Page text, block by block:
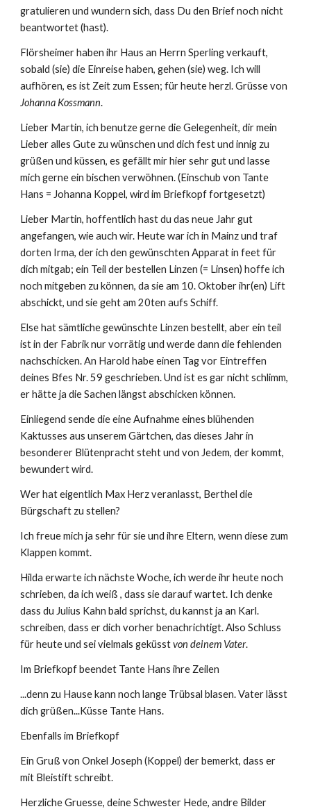
gratulieren und wundern sich, dass Du den Brief noch nicht
beantwortet (hast).
Flörsheimer haben ihr Haus an Herrn Sperling verkauft,
sobald (sie) die Einreise haben, gehen (sie) weg. Ich will
Johanna Kossmann.
Lieber Martin, ich benutze gerne die Gelegenheit, dir mein
Lieber alles Gute zu wünschen und dich fest und innig zu
grüßen und küssen, es gefällt mir hier sehr gut und lasse
mich gerne ein bischen verwöhnen. (Einschub von Tante
Hans = Johanna Koppel, wird im Briefkopf fortgesetzt)
Lieber Martin, hoffentlich hast du das neue Jahr gut
angefangen, wie auch wir. Heute war ich in Mainz und traf
dorten Irma, der ich den gewünschten Apparat in feet für
dich mitgab; ein Teil der bestellen Linzen (= Linsen) hoffe ich
noch mitgeben zu können, da sie am 10. Oktober ihr(en) Lift
abschickt, und sie geht am 20ten aufs Schiff.
Else hat sämtliche gewünschte Linzen bestellt, aber ein teil
ist in der Fabrik nur vorrätig und werde dann die fehlenden
nachschicken. An Harold habe einen Tag vor Eintreffen
deines Bfes Nr. 59 geschrieben. Und ist es gar nicht schlimm,
er hätte ja die Sachen längst abschicken können.
Einliegend sende die eine Aufnahme eines blühenden
Kaktusses aus unserem Gärtchen, das dieses Jahr in
besonderer Blütenpracht steht und von Jedem, der kommt,
bewundert wird.
Wer hat eigentlich Max Herz veranlasst, Berthel die
Bürgschaft zu stellen?
Ich freue mich ja sehr für sie und ihre Eltern, wenn diese zum
Klappen kommt.
Hilda erwarte ich nächste Woche, ich werde ihr heute noch
schrieben, da ich weiß , dass sie darauf wartet. Ich denke
dass du Julius Kahn bald sprichst, du kannst ja an Karl.
schreiben, dass er dich vorher benachrichtigt. Also Schluss
für heute und sei vielmals geküsst von deinem Vater.
Im Briefkopf beendet Tante Hans ihre Zeilen
...denn zu Hause kann noch lange Trübsal blasen. Vater lässt
dich grüßen...Küsse Tante Hans.
Ebenfalls im Briefkopf
Ein Gruß von Onkel Joseph (Koppel) der bemerkt, dass er
mit Bleistift schreibt.
Herzliche Gruesse, deine Schwester Hede, andre Bilder